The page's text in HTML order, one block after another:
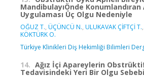
MandibulayıÖnde Konumlandıran
Uygulaması Üç Olgu Nedeniyle
OĞUZ T., ÜÇÜNCÜ N., ULUKAVAK ÇİFTÇİ T.,
KÖKTÜRK O.
Türkiye Klinikleri Diş Hekimliği Bilimleri
14. Ağız İçi Apareylerin
Tedavisindeki Yeri Bir Olgu